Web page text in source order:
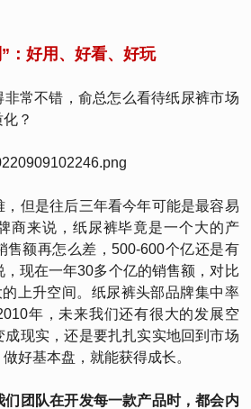
：好用、好看、好玩
非常不错，俞总怎么看待纸尿裤市场
？
，但是往后三年看今年可能是最容易
商来说，纸尿裤毕竟是一个大的产
售额再怎么差，500-600个亿还是有
现在一年30多个亿的销售额，对比
上升空间。纸尿裤头部品牌集中率
年，未来我们还有很大的发展空
成现实，还是要扎扎实实地回到市场
好基本盘，就能获得成长。
们团队在开发每一款产品时，都会内